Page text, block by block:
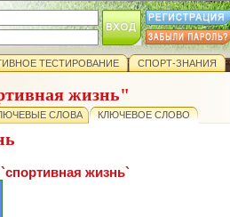
ТЕСТИРОВАНИЕ СПОРТ-ЗНАНИЯ
жизнь"
СЛОВА КЛЮЧЕВОЕ СЛОВО
жизнь`